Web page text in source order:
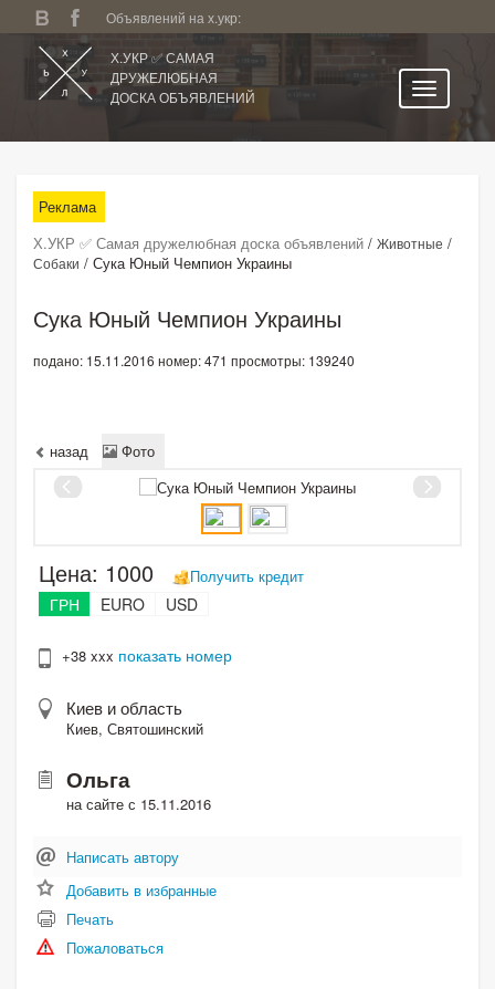
Объявлений на х.укр:
Х.УКР ✅ САМАЯ
ДРУЖЕЛЮБНАЯ
ДОСКА ОБЪЯВЛЕНИЙ
Все регионы
Категории
Избранное
Поиск по сайту
Подать объявление
Реклама
Х.УКР ✅ Самая дружелюбная доска объявлений / Животные /
Собаки / Сука Юный Чемпион Украины
Сука Юный Чемпион Украины
подано: 15.11.2016 номер: 471 просмотры: 139240
назад Фото
Цена: 1000 Получить кредит
ГРН EURO USD
+38 xxx показать номер
Киев и область
Киев, Святошинский
Ольга
на сайте с 15.11.2016
Написать автору
Добавить в избранные
Печать
Пожаловаться